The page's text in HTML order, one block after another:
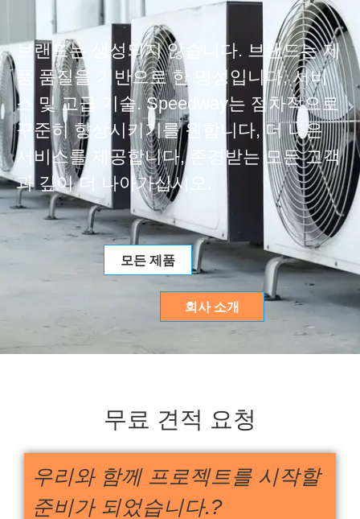
브랜드는 생성되지 않습니다. 브랜드는 제
품 품질을 기반으로 한 명성입니다, 서비
스 및 고급 기술. Speedway는 점차적으로
꾸준히 향상시키기를 원합니다, 더 나은
서비스를 제공합니다, 존경받는 모든 고객
과 깊이 더 나아가십시오.
모든 제품
회사 소개
무료 견적 요청
우리와 함께 프로젝트를 시작할
준비가 되었습니다.?